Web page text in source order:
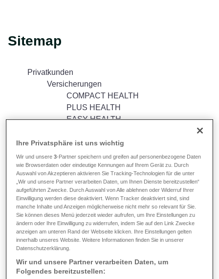
Sitemap
Privatkunden
Versicherungen
COMPACT HEALTH
PLUS HEALTH
EASY HEALTH
HEALTH, PLUS HEALTH und
EASY HEALTH
EU PLUS
HOSPITAL HEALTH
COMPLETE HEALTH
CONTINUE PLUS
BEST CARE PREMIUM⁺
TRAVEL
Agenten
Kontakte
Geschäftskunden
COMPANY
Ihre Privatsphäre ist uns wichtig
Wir und unsere3-Partner speichern und greifen auf personenbezogene Daten
wie Browserdaten oder eindeutige Kennungen auf Ihrem Gerät zu. Durch
Auswahl von Akzeptieren aktivieren Sie Tracking-Technologien für die unter
„Wir und unsere Partner verarbeiten Daten, um Ihnen Dienste bereitzustellen“
aufgeführten Zwecke. Durch Auswahl von Alle ablehnen oder Widerruf Ihrer
Einwilligung werden diese deaktiviert. Wenn Tracker deaktiviert sind, sind
manche Inhalte und Anzeigen möglicherweise nicht mehr so relevant für Sie.
Sie können dieses Menü jederzeit wieder aufrufen, um Ihre Einstellungen zu
ändern oder Ihre Einwilligung zu widerrufen, indem Sie auf den Link Zwecke
anzeigen am unteren Rand der Webseite klicken. Ihre Einstellungen gelten
innerhalb unseres Website. Weitere Informationen finden Sie in unserer
Datenschutzerklärung.
Wir und unsere Partner verarbeiten Daten, um
Folgendes bereitzustellen: